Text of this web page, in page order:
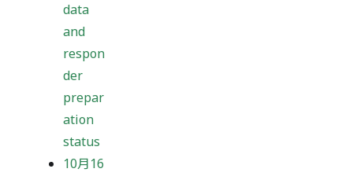
data
and
respon
der
prepar
ation
status
10月16